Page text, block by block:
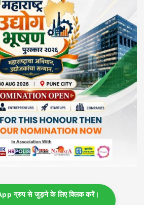
ग्रुप से जुड़ने के लिए क्लिक करें।